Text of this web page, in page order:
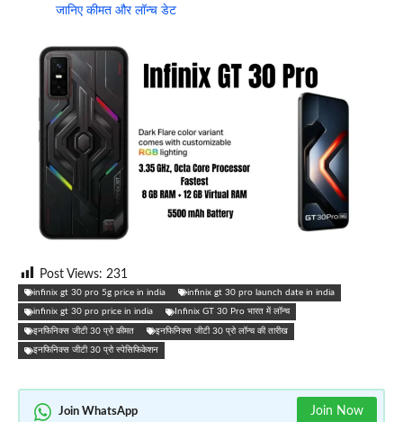
जानिए कीमत और लॉन्च डेट
Post Views: 231
‎infinix gt 30 pro 5g price in india infinix gt 30 pro launch date in india
‎infinix gt 30 pro price in india ‎Infinix GT 30 Pro भारत में लॉन्च
‎इनफिनिक्स जीटी 30 प्रो कीमत ‎इनफिनिक्स जीटी 30 प्रो लॉन्च की तारीख
‎इनफिनिक्स जीटी 30 प्रो स्पेसिफिकेशन
Join WhatsApp Join Now